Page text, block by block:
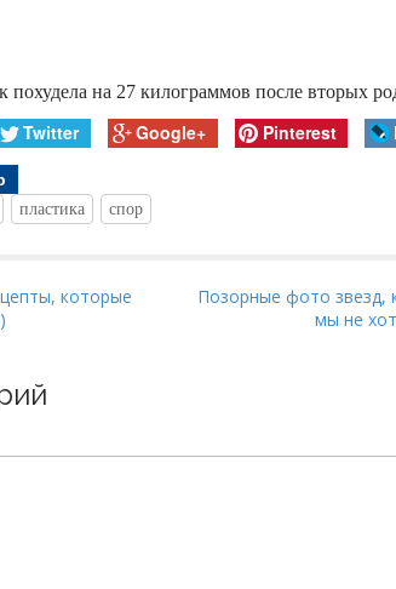
похудела на 27 килограммов после вторых
Twitter Google+ Pinterest
пластика спор
которые
Позорные фото звезд,
мы не